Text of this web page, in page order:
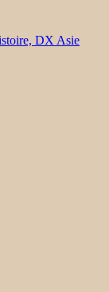
DX Asie